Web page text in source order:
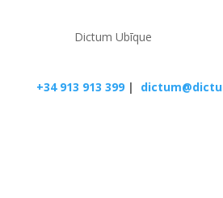
Dictum Ubīque
+34 913 913 399|